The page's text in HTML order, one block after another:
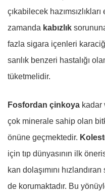
çıkabilecek
zamanda kabızlık
fazla sigara içenleri
sarılık benzeri hastalığı
tüketmelidir.
Fosfordan çinkoya kadar
çok minerale sahip olan
önüne geçmektedir.
için tıp dünyasının ilk
kan dolaşımını
de korumaktadır. Bu